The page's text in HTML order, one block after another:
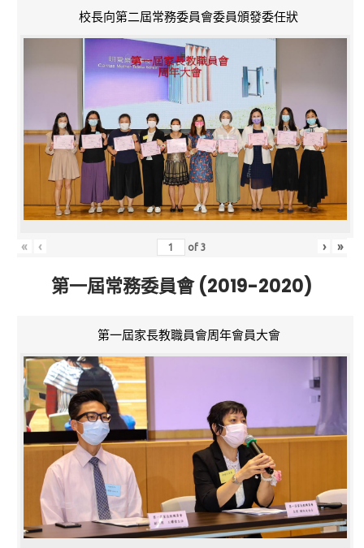
校長向第二屆常務委員會委員頒發委任狀
« ‹ of3 › »
第一屆常務委員會 (2019-2020)
第一屆家長教職員會周年會員大會